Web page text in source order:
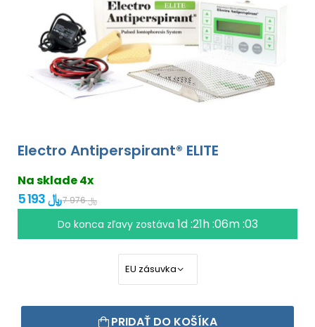
Electro Antiperspirant® ELITE
Na sklade 4x
5 193 ﷼ 7 976 ﷼
Do konca zľavy zostáva 1d :21h :06m :02
PRIDAŤ DO KOŠÍKA